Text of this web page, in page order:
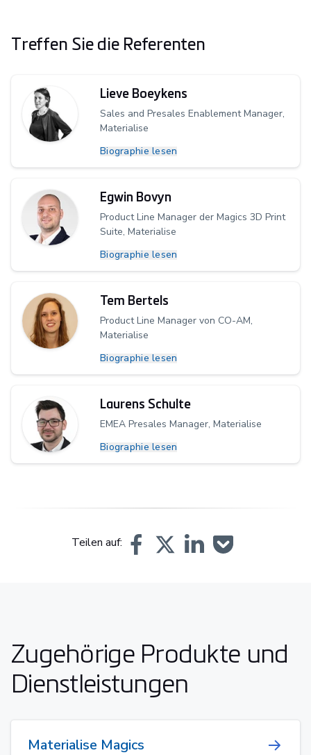
Treffen Sie die Referenten
Lieve Boeykens
Sales and Presales Enablement Manager,
Materialise
Biographie lesen
Egwin Bovyn
Product Line Manager der Magics 3D Print
Suite, Materialise
Biographie lesen
Tem Bertels
Product Line Manager von CO-AM,
Materialise
Biographie lesen
Laurens Schulte
EMEA Presales Manager, Materialise
Biographie lesen
Teilen auf:
Zugehörige Produkte und
Dienstleistungen
Materialise Magics